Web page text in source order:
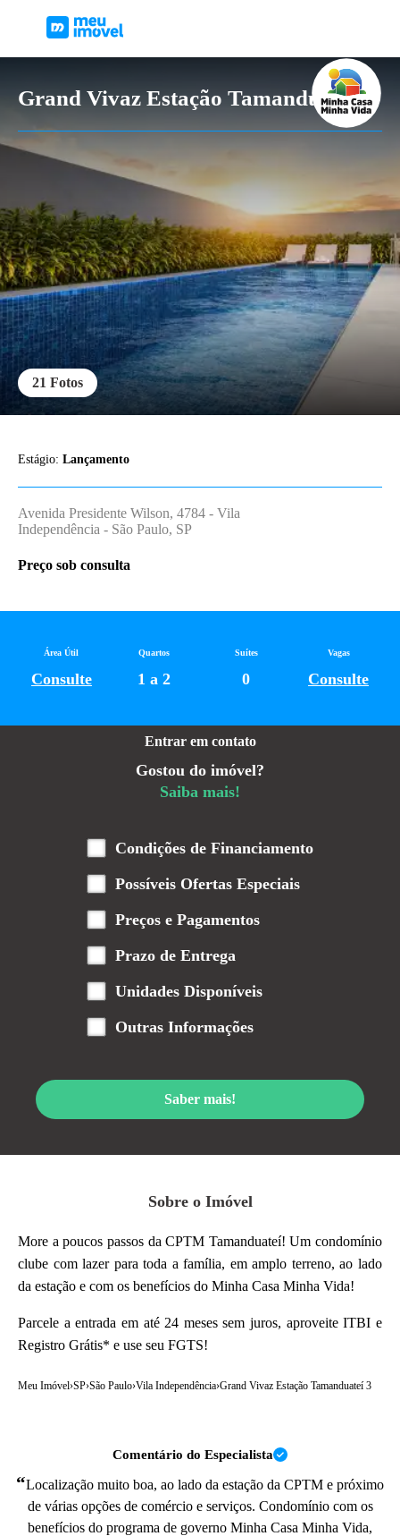
Grand Vivaz Estação Tamanduateí 3
21 Fotos
Sobre o Imóvel
More a poucos passos da CPTM Tamanduateí! Um condomínio
clube com lazer para toda a família, em amplo terreno, ao lado
da estação e com os benefícios do Minha Casa Minha Vida!
Parcele a entrada em até 24 meses sem juros, aproveite ITBI e
Registro Grátis* e use seu FGTS!
Meu Imóvel›SP›São Paulo›Vila Independência›Grand Vivaz Estação Tamanduateí 3
Entrar em contato
Gostou do imóvel?
Saiba mais!
Condições de Financiamento
Possíveis Ofertas Especiais
Preços e Pagamentos
Prazo de Entrega
Unidades Disponíveis
Outras Informações
Saber mais!
Área Útil
Consulte
Quartos
1 a 2
Suítes
0
Vagas
Consulte
Estágio: Lançamento
Avenida Presidente Wilson, 4784 - Vila
Independência - São Paulo, SP
Preço sob consulta
Comentário do Especialista
“Localização muito boa, ao lado da estação da CPTM e próximo
de várias opções de comércio e serviços. Condomínio com os
benefícios do programa de governo Minha Casa Minha Vida,